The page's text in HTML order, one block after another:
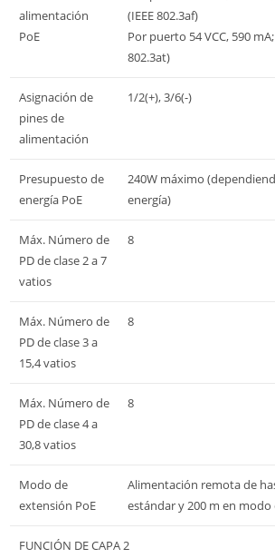
alimentación
PoE
(IEEE 802.3af)
Por puerto 54 VCC, 590
802.3at)
Asignación de
pines de
alimentación
1/2(+), 3/6(-)
Presupuesto de
energía PoE
240W máximo
energía)
Máx. Número de
PD de clase 2 a 7
vatios
8
Máx. Número de
PD de clase 3 a
15,4 vatios
8
Máx. Número de
PD de clase 4 a
30,8 vatios
8
Modo de
extensión PoE
Alimentación remota de
estándar y 200 m en
FUNCIÓN DE CAPA 2